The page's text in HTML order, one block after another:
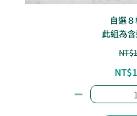
自選
此組為
NT$
NT$